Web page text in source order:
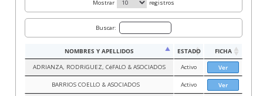
Mostrar registros
Buscar:
NOMBRES Y APELLIDOS ESTADO
FICHA
ADRIANZA, RODRíGUEZ, CéFALO & ASOCIADOS
Activo Ver
BARRIOS COELLO & ASOCIADOS Activo
Ver